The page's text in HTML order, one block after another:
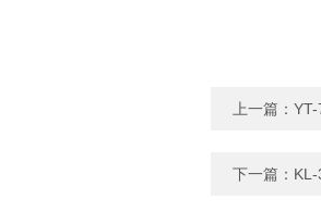
上一篇：
下一篇：